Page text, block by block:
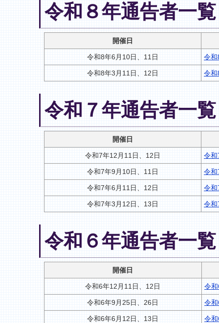
令和８年通告者一覧
開催日
令和8年6月10日、11日 令和
令和8年3月11日、12日 令和
令和７年通告者一覧
開催日
令和7年12月11日、12日 令和
令和7年9月10日、11日 令和
令和7年6月11日、12日 令和
令和7年3月12日、13日 令和
令和６年通告者一覧
開催日
令和6年12月11日、12日 令
令和6年9月25日、26日 令
令和6年6月12日、13日 令